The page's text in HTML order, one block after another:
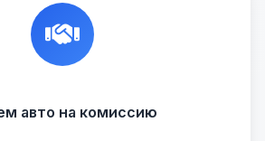
авто на комиссию
экспертиза, реклама,
подготовка документов,
сделки.
Прием битых авто